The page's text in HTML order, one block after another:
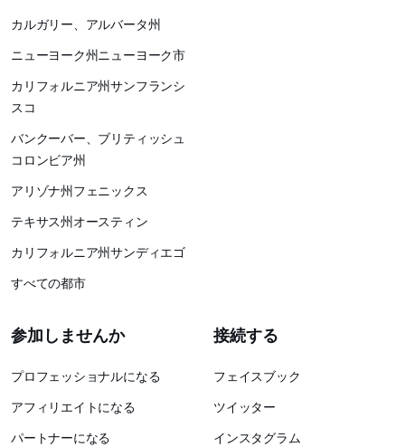
カルガリー、アルバータ州
ニューヨーク州ニューヨーク市
カリフォルニア州サンフランシ
スコ
バンクーバー、ブリティッシュ
コロンビア州
アリゾナ州フェニックス
テキサス州オースティン
カリフォルニア州サンディエゴ
すべての都市
参加しませんか
プロフェッショナルになる
アフィリエイトになる
パートナーになる
接続する
フェイスブック
ツイッター
インスタグラム